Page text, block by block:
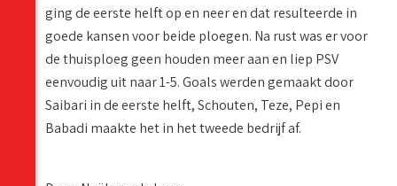
ging de eerste helft op en neer en dat resulteerde in
goede kansen voor beide ploegen. Na rust was er voor
de thuisploeg geen houden meer aan en liep PSV
eenvoudig uit naar 1-5. Goals werden gemaakt door
Saibari in de eerste helft, Schouten, Teze, Pepi en
Babadi maakte het in het tweede bedrijf af.